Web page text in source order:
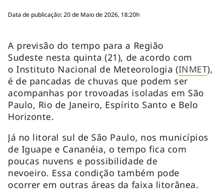
Data de publicação: 20 de Maio de 2026, 18:20h
A previsão do tempo para a Região
Sudeste nesta quinta (21), de acordo com
o Instituto Nacional de Meteorologia (INMET),
é de pancadas de chuvas que podem ser
acompanhas por trovoadas isoladas em São
Paulo, Rio de Janeiro, Espírito Santo e Belo
Horizonte.
Já no litoral sul de São Paulo, nos municípios
de Iguape e Cananéia, o tempo fica com
poucas nuvens e possibilidade de
nevoeiro. Essa condição também pode
ocorrer em outras áreas da faixa litorânea.